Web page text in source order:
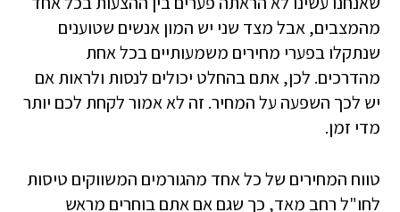
מהמצבים, אבל מצד שני יש המון אנשים שטוענים
שנתקלו בפערי מחירים משמעותיים בכל אחת
מהדרכים. לכן, אתם בהחלט יכולים לנסות ולראות אם
יש לכך השפעה על המחיר. זה לא אמור לקחת לכם יותר
מדי זמן.
טווח המחירים של כל אחד מהגורמים המשווקים טיסות
לחו"ל רחב מאד, כך שגם אם אתם בוחרים מראש